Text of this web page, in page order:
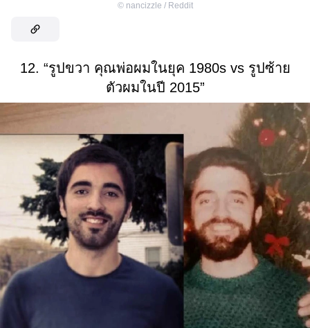
© nancizzle / Reddit
12. “รูปขวา คุณพ่อผมในยุค 1980s vs รูปซ้าย
ตัวผมในปี 2015”